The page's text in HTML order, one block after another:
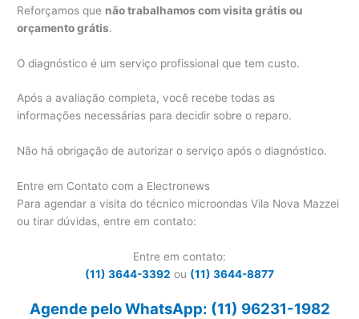
Reforçamos que não trabalhamos com visita grátis ou
orçamento grátis.
O diagnóstico é um serviço profissional que tem custo.
Após a avaliação completa, você recebe todas as
informações necessárias para decidir sobre o reparo.
Não há obrigação de autorizar o serviço após o diagnóstico.
Entre em Contato com a Electronews
Para agendar a visita do técnico microondas Vila Nova Mazzei
ou tirar dúvidas, entre em contato:
Entre em contato:
(11) 3644-3392 ou (11) 3644-8877
Agende pelo WhatsApp: (11) 96231-1982